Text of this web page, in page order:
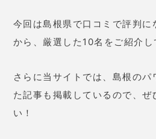
今回は島根県で口コミで評判に
から、厳選した10名をご紹介し
さらに当サイトでは、島根のパ
た記事も掲載しているので、ぜ
い！